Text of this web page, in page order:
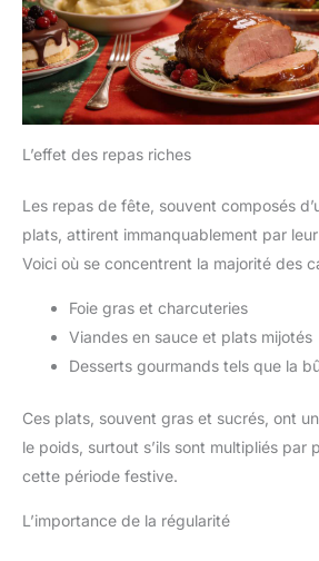
L’effet des repas riches
Les repas de fête, souvent composés
plats, attirent immanquablement par
Voici où se concentrent la majorité des
Foie gras et charcuteries
Viandes en sauce et plats mijotés
Desserts gourmands tels que la
Ces plats, souvent gras et sucrés, ont
le poids, surtout s’ils sont multipliés par
cette période festive.
L’importance de la régularité